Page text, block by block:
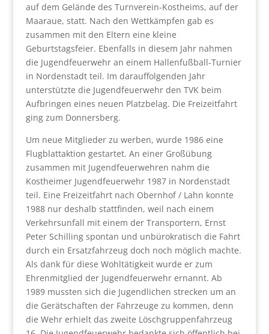
auf dem Gelände des Turnverein-Kostheims, auf der
Maaraue, statt. Nach den Wettkämpfen gab es
zusammen mit den Eltern eine kleine
Geburtstagsfeier. Ebenfalls in diesem Jahr nahmen
die Jugendfeuerwehr an einem Hallenfußball-Turnier
in Nordenstadt teil. Im darauffolgenden Jahr
unterstützte die Jugendfeuerwehr den TVK beim
Aufbringen eines neuen Platzbelag. Die Freizeitfahrt
ging zum Donnersberg.
Um neue Mitglieder zu werben, wurde 1986 eine
Flugblattaktion gestartet. An einer Großübung
zusammen mit Jugendfeuerwehren nahm die
Kostheimer Jugendfeuerwehr 1987 in Nordenstadt
teil. Eine Freizeitfahrt nach Obernhof / Lahn konnte
1988 nur deshalb stattfinden, weil nach einem
Verkehrsunfall mit einem der Transportern, Ernst
Peter Schilling spontan und unbürokratisch die Fahrt
durch ein Ersatzfahrzeug doch noch möglich machte.
Als dank für diese Wohltätigkeit wurde er zum
Ehrenmitglied der Jugendfeuerwehr ernannt. Ab
1989 mussten sich die Jugendlichen strecken um an
die Gerätschaften der Fahrzeuge zu kommen, denn
die Wehr erhielt das zweite Löschgruppenfahrzeug